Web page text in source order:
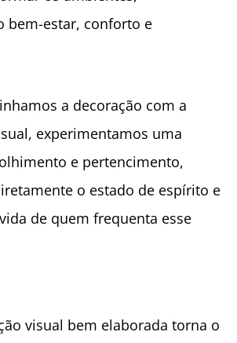
bem-estar, conforto e
a decoração com a
experimentamos uma
e pertencimento,
o estado de espírito e
de quem frequenta esse
visual bem elaborada torna o